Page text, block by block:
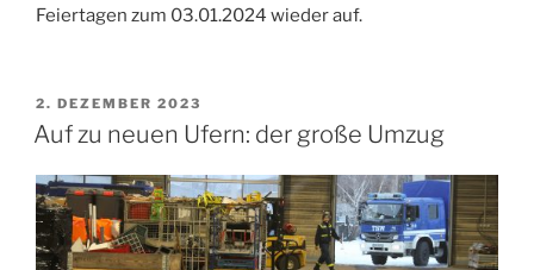
Feiertagen zum 03.01.2024 wieder auf.
VERÖFFENTLICHT
AM
2. DEZEMBER 2023
Auf zu neuen Ufern: der große Umzug